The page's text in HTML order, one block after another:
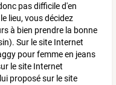
pas difficile d'en
lieu, vous décidez
à bien prendre la bonne
Sur le site Internet
pour femme en jeans
le site Internet
proposé sur le site